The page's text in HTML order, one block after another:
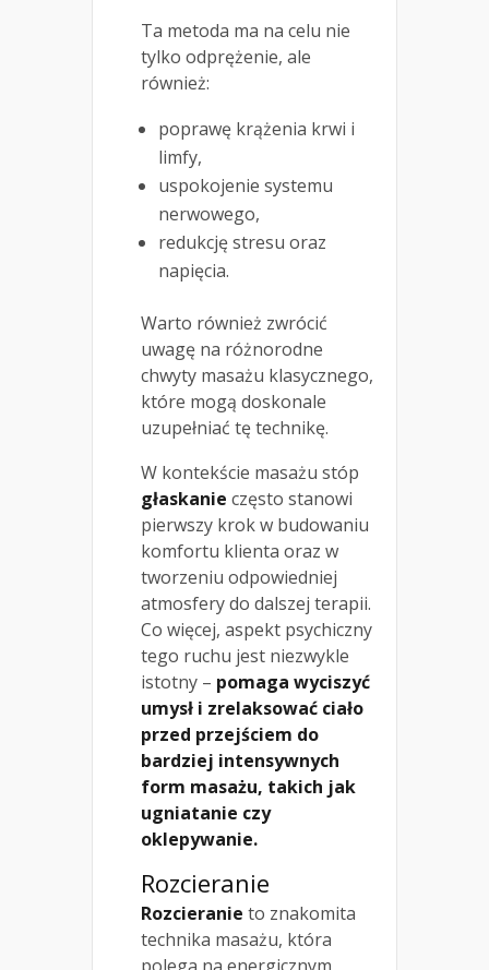
Ta metoda ma na celu nie
tylko odprężenie, ale
również:
poprawę krążenia krwi i
limfy,
uspokojenie systemu
nerwowego,
redukcję stresu oraz
napięcia.
Warto również zwrócić
uwagę na różnorodne
chwyty masażu klasycznego,
które mogą doskonale
uzupełniać tę technikę.
W kontekście masażu stóp
głaskanie często stanowi
pierwszy krok w budowaniu
komfortu klienta oraz w
tworzeniu odpowiedniej
atmosfery do dalszej terapii.
Co więcej, aspekt psychiczny
tego ruchu jest niezwykle
istotny – pomaga wyciszyć
umysł i zrelaksować ciało
przed przejściem do
bardziej intensywnych
form masażu, takich jak
ugniatanie czy
oklepywanie.
Rozcieranie
Rozcieranie to znakomita
technika masażu, która